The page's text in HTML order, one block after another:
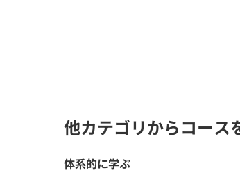
他カテゴリからコース
体系的に学ぶ